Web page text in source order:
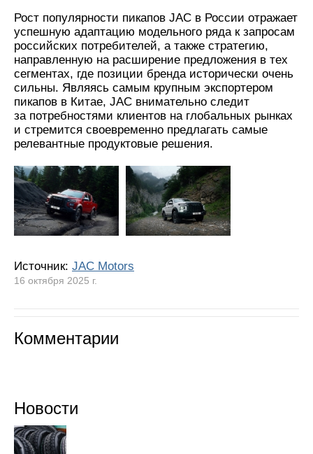
Рост популярности пикапов JAC в России отражает
успешную адаптацию модельного ряда к запросам
российских потребителей, а также стратегию,
направленную на расширение предложения в тех
сегментах, где позиции бренда исторически очень
сильны. Являясь самым крупным экспортером
пикапов в Китае, JAC внимательно следит
за потребностями клиентов на глобальных рынках
и стремится своевременно предлагать самые
релевантные продуктовые решения.
Источник: JAC Motors
16 октября 2025 г.
Комментарии
Новости